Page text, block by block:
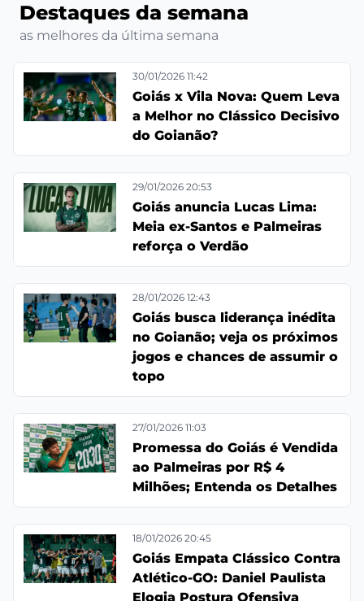
Destaques da semana
as melhores da última semana
30/01/2026 11:42
Goiás x Vila Nova: Quem Leva
a Melhor no Clássico Decisivo
do Goianão?
29/01/2026 20:53
Goiás anuncia Lucas Lima:
Meia ex-Santos e Palmeiras
reforça o Verdão
28/01/2026 12:43
Goiás busca liderança inédita
no Goianão; veja os próximos
jogos e chances de assumir o
topo
27/01/2026 11:03
Promessa do Goiás é Vendida
ao Palmeiras por R$ 4
Milhões; Entenda os Detalhes
18/01/2026 20:45
Goiás Empata Clássico Contra
Atlético-GO: Daniel Paulista
Elogia Postura Ofensiva